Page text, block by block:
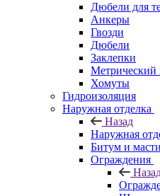
Дюбели для
Анкеры
Гвозди
Дюбели
Заклепки
Метрический
Хомуты
Гидроизоляция
Наружная отделка
Назад
Наружная
Битум и
Ограждения